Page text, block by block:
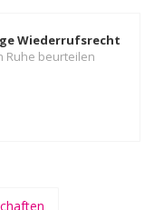
Wiederrufsrecht
Ruhe beurteilen